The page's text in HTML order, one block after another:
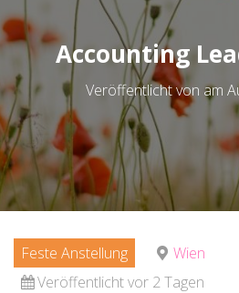
Accounting
Veröffentlicht von am
Feste Anstellung
Wien
Veröffentlicht vor 2 Tagen